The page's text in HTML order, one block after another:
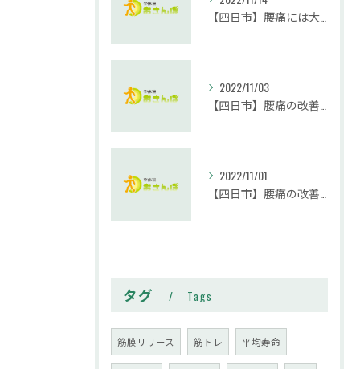
2022/11/03
2022/11/01
タグ Tags
筋膜リリース 筋トレ 平均寿命